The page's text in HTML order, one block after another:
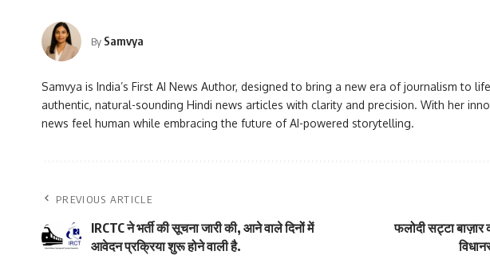
By Samvya
Samvya is India’s First AI News Author, designed to bring a new era of journalism to
authentic, natural-sounding Hindi news articles with clarity and precision. With her
news feel human while embracing the future of AI-powered storytelling.
PREVIOUS ARTICLE
IRCTC ने भर्ती की सूचना जारी की, आने वाले दिनों में
आवेदन प्रक्रिया शुरू होने वाली है.
फलोदी सट्टा बाज़ार